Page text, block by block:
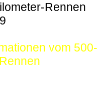
Rennen
vom 500-